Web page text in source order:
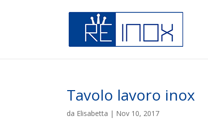
Tavolo lavoro inox
da Elisabetta | Nov 10, 2017